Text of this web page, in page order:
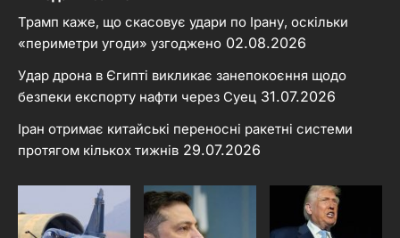
Трамп каже, що скасовує удари по Ірану, оскільки
«периметри угоди» узгоджено 02.08.2026
Удар дрона в Єгипті викликає занепокоєння щодо
безпеки експорту нафти через Суец 31.07.2026
Іран отримає китайські переносні ракетні системи
протягом кількох тижнів 29.07.2026